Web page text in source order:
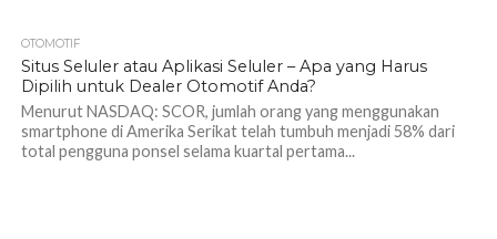
OTOMOTIF
Situs Seluler atau Aplikasi Seluler – Apa yang Harus
Dipilih untuk Dealer Otomotif Anda?
Menurut NASDAQ: SCOR, jumlah orang yang menggunakan
smartphone di Amerika Serikat telah tumbuh menjadi 58% dari
total pengguna ponsel selama kuartal pertama...